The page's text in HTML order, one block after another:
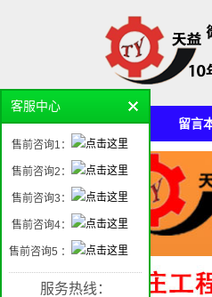
首页 留言
机电产品平台
客服中心
售前咨询1：
售前咨询2：
售前咨询3：
售前咨询4：
售前咨询5 ：
服务热线：